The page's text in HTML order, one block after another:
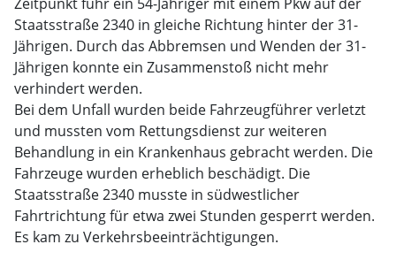
Staatsstraße 2340 in gleiche Richtung hinter der 31-
Jährigen. Durch das Abbremsen und Wenden der 31-
Jährigen konnte ein Zusammenstoß nicht mehr
verhindert werden.
Bei dem Unfall wurden beide Fahrzeugführer verletzt
und mussten vom Rettungsdienst zur weiteren
Behandlung in ein Krankenhaus gebracht werden. Die
Fahrzeuge wurden erheblich beschädigt. Die
Staatsstraße 2340 musste in südwestlicher
Fahrtrichtung für etwa zwei Stunden gesperrt werden.
Es kam zu Verkehrsbeeinträchtigungen.